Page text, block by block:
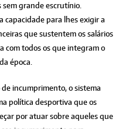
sem grande escrutínio.
capacidade para lhes exigir a
que sustentem os salários
com todos os que integram o
época.
incumprimento, o sistema
política desportiva que os
por atuar sobre aqueles que